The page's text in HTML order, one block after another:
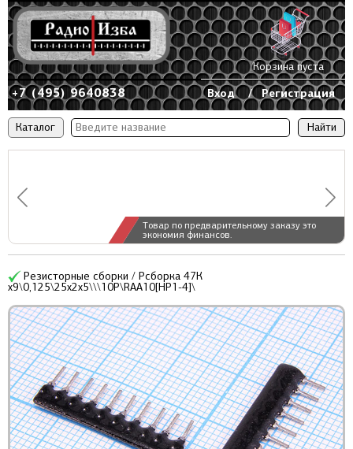
Каталог
Товар по предварительному заказу это
экономия финансов.
+7 (495) 9640838 Вход / Регистрация
Корзина пуста
Резисторные сборки / Рсборка 47К
x9\0,125\25x2x5\\\10P\RAA10[НР1-4]\